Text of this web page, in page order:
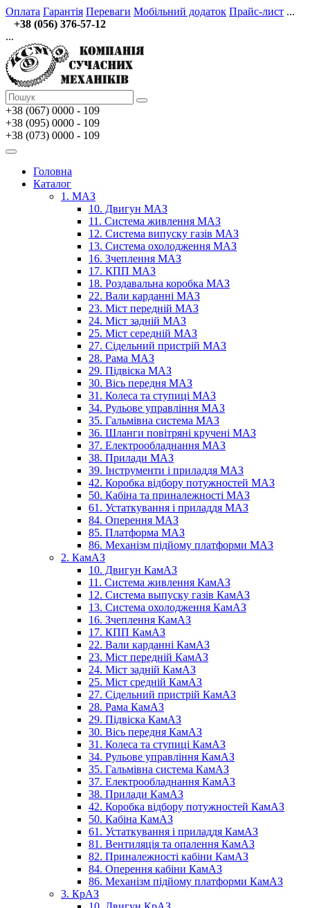
Оплата Гарантія Переваги Мобільний додаток Прайс-лист ...
+38 (056) 376-57-12
...
+38 (067) 0000 - 109
+38 (095) 0000 - 109
+38 (073) 0000 - 109
Головна
Каталог
1. МАЗ
10. Двигун МАЗ
11. Система живлення МАЗ
12. Система випуску газів МАЗ
13. Система охолодження МАЗ
16. Зчеплення МАЗ
17. КПП МАЗ
18. Роздавальна коробка МАЗ
22. Вали карданні МАЗ
23. Міст передній МАЗ
24. Міст задній МАЗ
25. Міст середній МАЗ
27. Сідельний пристрій МАЗ
28. Рама МАЗ
29. Підвіска МАЗ
30. Вісь передня МАЗ
31. Колеса та ступиці МАЗ
34. Рульове управління МАЗ
35. Гальмівна система МАЗ
36. Шланги повітряні кручені МАЗ
37. Електрообладнання МАЗ
38. Прилади МАЗ
39. Інструменти і приладдя МАЗ
42. Коробка відбору потужностей МАЗ
50. Кабіна та приналежності МАЗ
61. Устаткування і приладдя МАЗ
84. Оперення МАЗ
85. Платформа МАЗ
86. Механізм підйому платформи МАЗ
2. КамАЗ
10. Двигун КамАЗ
11. Система живлення КамАЗ
12. Система выпуску газів КамАЗ
13. Система охолодження КамАЗ
16. Зчеплення КамАЗ
17. КПП КамАЗ
22. Вали карданні КамАЗ
23. Міст передній КамАЗ
24. Міст задній КамАЗ
25. Міст средній КамАЗ
27. Сідельний пристрій КамАЗ
28. Рама КамАЗ
29. Підвіска КамАЗ
30. Вісь передня КамАЗ
31. Колеса та ступиці КамАЗ
34. Рульове управління КамАЗ
35. Гальмівна система КамАЗ
37. Електрообладнання КамАЗ
38. Прилади КамАЗ
42. Коробка відбору потужностей КамАЗ
50. Кабіна КамАЗ
61. Устаткування і приладдя КамАЗ
81. Вентиляція та опалення КамАЗ
82. Приналежності кабіни КамАЗ
84. Оперення кабіни КамАЗ
86. Механізм підйому платформи КамАЗ
3. КрАЗ